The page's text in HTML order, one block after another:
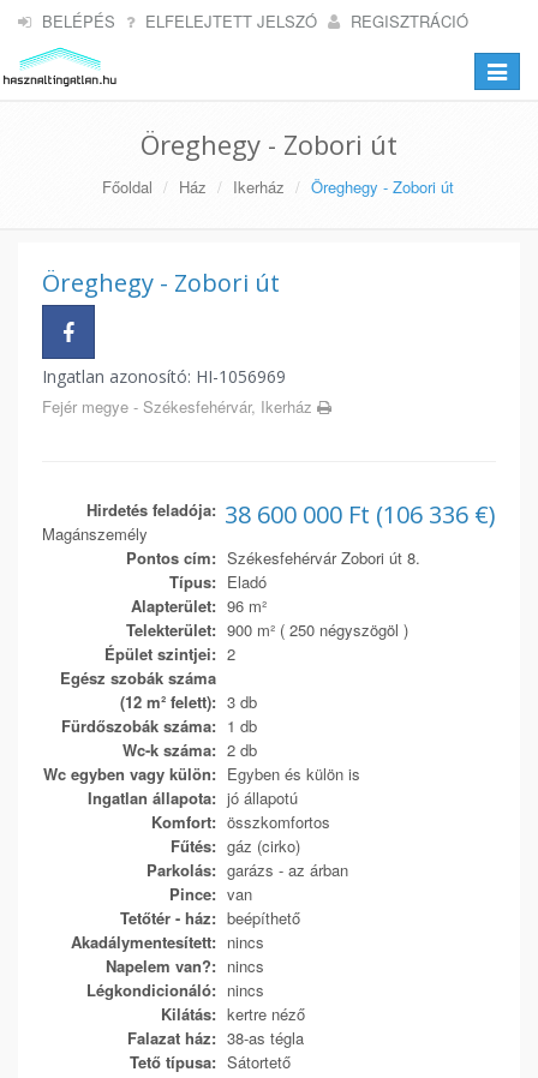
BELÉPÉS ELFELEJTETT JELSZÓ REGISZTRÁCIÓ
Toggle
Öreghegy - Zobori út
Főoldal Ház Ikerház Öreghegy - Zobori út
Öreghegy - Zobori út
Ingatlan azonosító: HI-1056969
Fejér megye - Székesfehérvár, Ikerház
38 600 000 Ft (106 336 €)
Hirdetés feladója:
Magánszemély
Pontos cím: Székesfehérvár Zobori út 8.
Típus: Eladó
Alapterület: 96 m²
Telekterület: 900 m² ( 250 négyszögöl )
Épület szintjei: 2
Egész szobák száma
(12 m² felett): 3 db
Fürdőszobák száma: 1 db
Wc-k száma: 2 db
Wc egyben vagy külön: Egyben és külön is
Ingatlan állapota: jó állapotú
Komfort: összkomfortos
Fűtés: gáz (cirko)
Parkolás: garázs - az árban
Pince: van
Tetőtér - ház: beépíthető
Akadálymentesített: nincs
Napelem van?: nincs
Légkondicionáló: nincs
Kilátás: kertre néző
Falazat ház: 38-as tégla
Tető típusa: Sátortető